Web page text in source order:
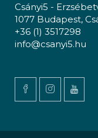
Csányi5 -
1077 Budapest,
+36 (1) 3517298
info@csanyi5.hu